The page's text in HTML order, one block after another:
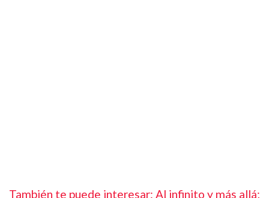
También te puede interesar: Al infinito y más allá;